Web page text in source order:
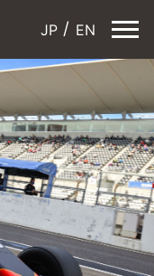
EN
JP